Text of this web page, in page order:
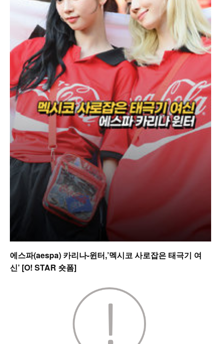
에스파(aespa) 카리나-윈터,’멕시코 사로잡은 태극기 여
신’ [O! STAR 숏폼]